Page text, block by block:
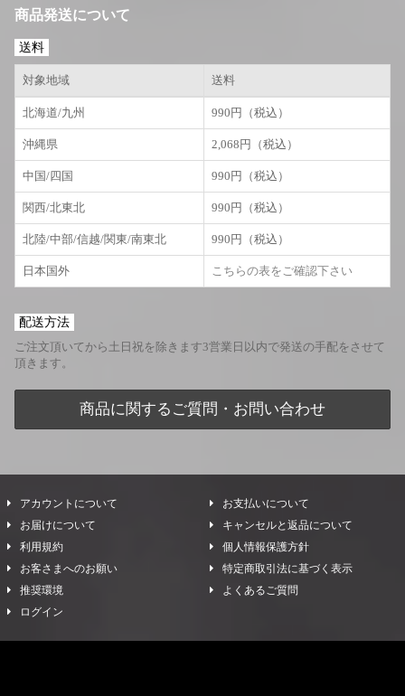
商品発送について
送料
対象地域 送料
北海道/九州 990円（税込）
沖縄県 2,068円（税込）
中国/四国 990円（税込）
関西/北東北 990円（税込）
北陸/中部/信越/関東/南東北 990円（税込）
日本国外 こちらの表をご確認下さい
配送方法
ご注文頂いてから土日祝を除きます3営業日以内で発送の手配をさせて
頂きます。
商品に関するご質問・お問い合わせ
アカウントについて
お支払いについて
お届けについて
キャンセルと返品について
利用規約
個人情報保護方針
お客さまへのお願い
特定商取引法に基づく表示
推奨環境
よくあるご質問
ログイン